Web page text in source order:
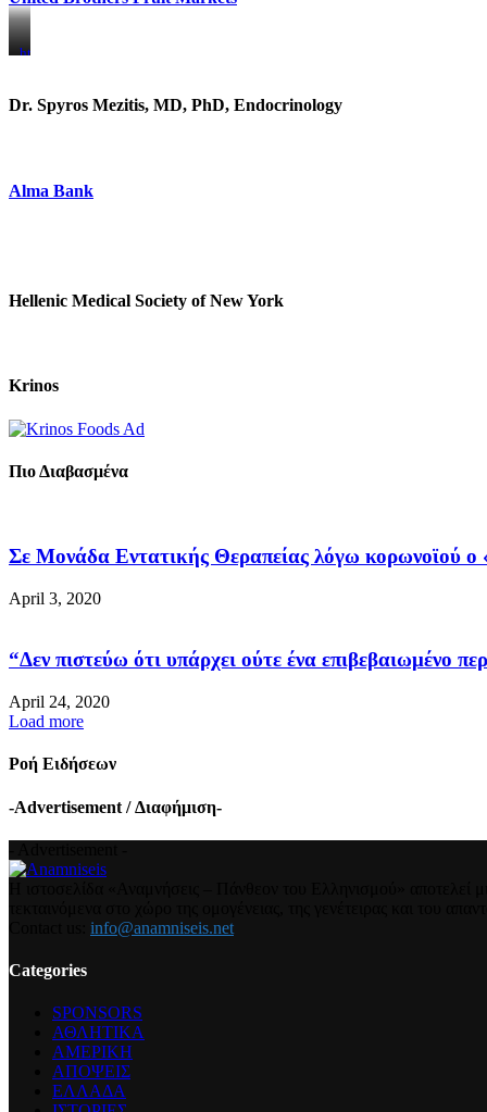
https://www.unitedbrothersfruitmarkets.com/
https://www.unitedbrothersfruitmarkets.com/
Dr. Spyros Mezitis, MD, PhD, Endocrinology
Alma Bank
Hellenic Medical Society of New York
Krinos
Πιο Διαβασμένα
Σε Μονάδα Εντατικής Θεραπείας λόγω κορωνοϊού ο
April 3, 2020
“Δεν πιστεύω ότι υπάρχει ούτε ένα επιβεβαιωμένο
April 24, 2020
Load more
Ροή Ειδήσεων
-Advertisement / Διαφήμιση-
info@anamniseis.net
Categories
SPONSORS
ΑΘΛΗΤΙΚΑ
ΑΜΕΡΙΚΗ
ΑΠΟΨΕΙΣ
ΕΛΛΑΔΑ